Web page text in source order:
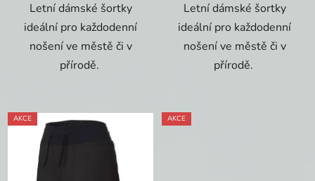
Letní dámské šortky
ideální pro každodenní
nošení ve městě či v
přírodě.
Letní dámské šortky
ideální pro každodenní
nošení ve městě či v
přírodě.
AKCE AKCE